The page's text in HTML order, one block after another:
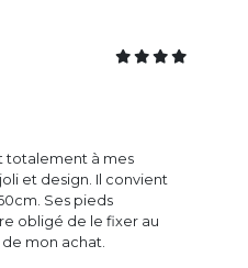
totalement à mes
et design. Il convient
Ses pieds
obligé de le fixer au
mon achat.